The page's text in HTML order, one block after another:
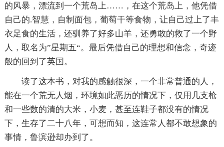
的风暴，漂流到一个荒岛上……，在这个荒岛上，他凭借
自己的.智慧，自制面包，葡萄干等食物，让自己过上了丰
衣足食的生活，还驯养了好多山羊，还勇敢的救了一个野
人，取名为”星期五“。最后凭借自己的理想和信念，奇迹
般的回到了英国。
读了这本书，对我的感触很深，一个非常普通的人，
能在一个荒无人烟，环境如此恶历的情况下，仅用几支枪
和一些数的清的大米，小麦，甚至连鞋子都没有的情况
下，生存了二十八年，可想而知，这连常人都不敢想象的
事情，鲁滨逊却办到了。